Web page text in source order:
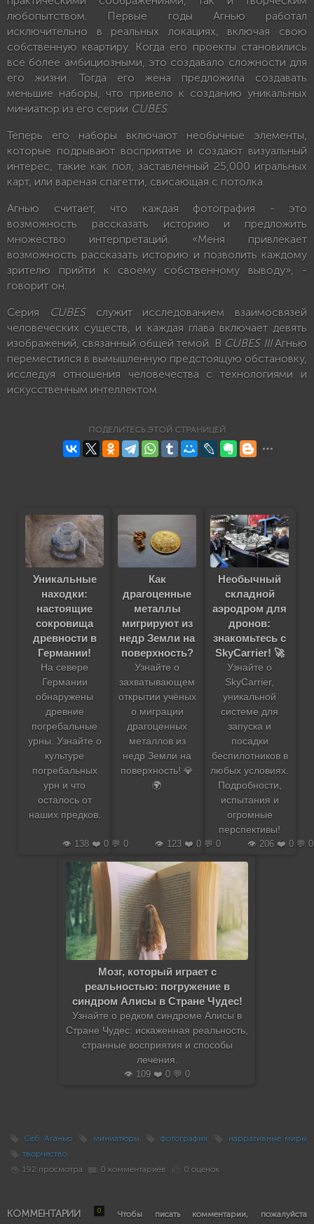
любопытством. Первые годы Агнью работал
исключительно в реальных локациях, включая свою
собственную квартиру. Когда его проекты становились
все более амбициозными, это создавало сложности для
его жизни. Тогда его жена предложила создавать
меньшие наборы, что привело к созданию уникальных
миниатюр из его серии CUBES.
Теперь его наборы включают необычные элементы,
которые подрывают восприятие и создают визуальный
интерес, такие как пол, заставленный 25,000 игральных
карт, или вареная спагетти, свисающая с потолка.
Агнью считает, что каждая фотография - это
возможность рассказать историю и предложить
множество интерпретаций. «Меня привлекает
возможность рассказать историю и позволить каждому
зрителю прийти к своему собственному выводу», -
говорит он.
Серия
CUBESслужит исследованием взаимосвязей
человеческих существ, и каждая глава включает девять
изображений, связанный общей темой. В CUBES IIIАгнью
переместился в вымышленную предстоящую обстановку,
исследуя отношения человечества с технологиями и
искусственным интеллектом.
ПОДЕЛИТЕСЬ ЭТОЙ СТРАНИЦЕЙ
Уникальные
находки:
настоящие
сокровища
древности в
Германии!
На севере
Германии
обнаружены
древние
погребальные
урны. Узнайте о
культуре
погребальных
урн и что
осталось от
наших предков.
👁️ 138 ❤️ 0 💬 0
Как
драгоценные
металлы
мигрируют из
недр Земли на
поверхность?
Узнайте о
захватывающем
открытии учёных
о миграции
драгоценных
металлов из
недр Земли на
поверхность! 💎
🌍
👁️ 123 ❤️ 0 💬 0
Необычный
складной
аэродром для
дронов:
знакомьтесь с
SkyCarrier! 🚀
Узнайте о
SkyCarrier,
уникальной
системе для
запуска и
посадки
беспилотников в
любых условиях.
Подробности,
испытания и
огромные
перспективы!
👁️ 206 ❤️ 0 💬 0
Мозг, который играет с
реальностью: погружение в
синдром Алисы в Стране Чудес!
Узнайте о редком синдроме Алисы в
Стране Чудес: искаженная реальность,
странные восприятия и способы
лечения.
👁️ 109 ❤️ 0 💬 0
Себ Аганью миниатюры фотография
нарративные миры
творчество
192 просмотра
0 комментариев 0 оценок
КОММЕНТАРИИ 0
Чтобы писать комментарии, пожалуйста